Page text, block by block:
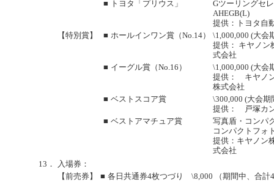
■ トヨタ「プリウス」
Gツーリングセ
AHEGB(L)
提供：トヨタ自
【特別賞】
■ ホールインワン賞（No.14）
\1,000,000 (大会
提供： キヤノン
式会社
■ イーグル賞（No.16）
\1,000,000 (大会
提供： キヤノ
株式会社
■ ベストスコア賞
\300,000 (大会
提供： 戸塚カ
■ ベストアマチュア賞
写真盾・コンパ
コンパクトフォ
提供：キヤノン
式会社
13．
入場券：
【前売券】
■ 各日共通券4枚つづり \8,000 （期間中、合計